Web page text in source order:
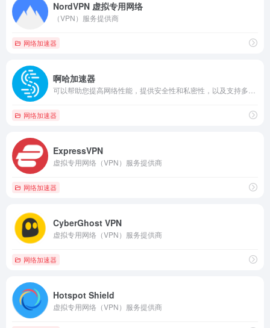
NordVPN 虚拟专用网络
（VPN）服务提供商
网络加速器
啊哈加速器
网络加速器
ExpressVPN
虚拟专用网络（VPN）服务提供商
网络加速器
CyberGhost VPN
虚拟专用网络（VPN）服务提供商
网络加速器
Hotspot Shield
虚拟专用网络（VPN）服务提供商